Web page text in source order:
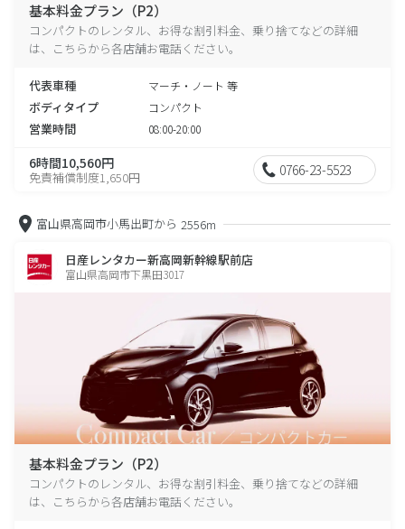
基本料金プラン（P2）
コンパクトのレンタル、お得な割引料金、乗り捨てなどの詳細
は、こちらから各店舗お電話ください。
代表車種 マーチ・ノート 等
ボディタイプ コンパクト
営業時間 08:00-20:00
6時間10,560円
免責補償制度1,650円 0766-23-5523
富山県高岡市小馬出町から 2556m
日産レンタカー新高岡新幹線駅前店
富山県高岡市下黒田3017
基本料金プラン（P2）
コンパクトのレンタル、お得な割引料金、乗り捨てなどの詳細
は、こちらから各店舗お電話ください。